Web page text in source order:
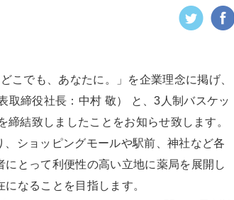
こでも、あなたに。」を企業理念に掲げ、
取締役社長：中村 敬） と、3人制バスケッ
結致しましたことをお知らせ致します。
ショッピングモールや駅前、神社など各
とって利便性の高い立地に薬局を展開し
なることを目指します。